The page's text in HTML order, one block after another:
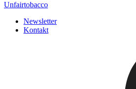
Unfairtobacco
Newsletter
Kontakt